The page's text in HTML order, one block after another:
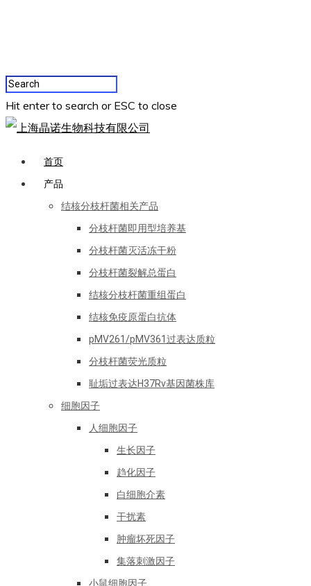
Hit enter to search or ESC to close
首页
产品
结核分枝杆菌相关产品
分枝杆菌即用型培养基
分枝杆菌灭活冻干粉
分枝杆菌裂解总蛋白
结核分枝杆菌重组蛋白
结核免疫原蛋白抗体
pMV261/pMV361过表达质粒
分枝杆菌荧光质粒
耻垢过表达H37Rv基因菌株库
细胞因子
人细胞因子
生长因子
趋化因子
白细胞介素
干扰素
肿瘤坏死因子
集落刺激因子
小鼠细胞因子